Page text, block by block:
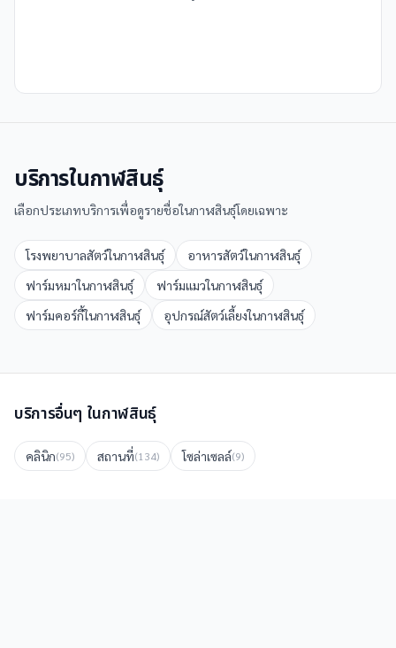
บริการในกาฬสินธุ์
เลือกประเภทบริการเพื่อดูรายชื่อในกาฬสินธุ์โดยเฉพาะ
โรงพยาบาลสัตว์ในกาฬสินธุ์ อาหารสัตว์ในกาฬสินธุ์
ฟาร์มหมาในกาฬสินธุ์ ฟาร์มแมวในกาฬสินธุ์
ฟาร์มคอร์กี้ในกาฬสินธุ์ อุปกรณ์สัตว์เลี้ยงในกาฬสินธุ์
บริการอื่นๆ ในกาฬสินธุ์
คลินิก(95) สถานที่(134) โซล่าเซลล์(9)